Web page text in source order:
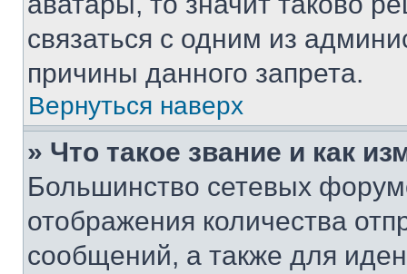
связаться с одним из
причины данного запрета.
Вернуться наверх
» Что такое звание и как
Большинство сетевых
отображения количества
сообщений, а также для